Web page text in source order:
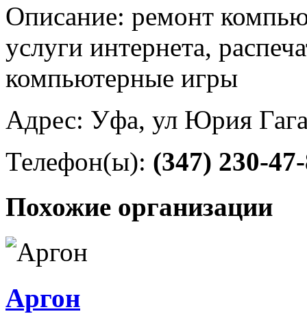
Описание: ремонт
услуги интернета,
компьютерные игры
Адрес: Уфа, ул Юрия
Телефон(ы): (347) 230-
Похожие организации
Аргон